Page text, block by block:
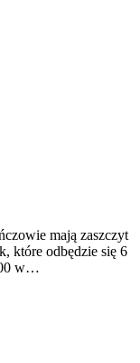
mają zaszczyt
które odbędzie się 6
w…